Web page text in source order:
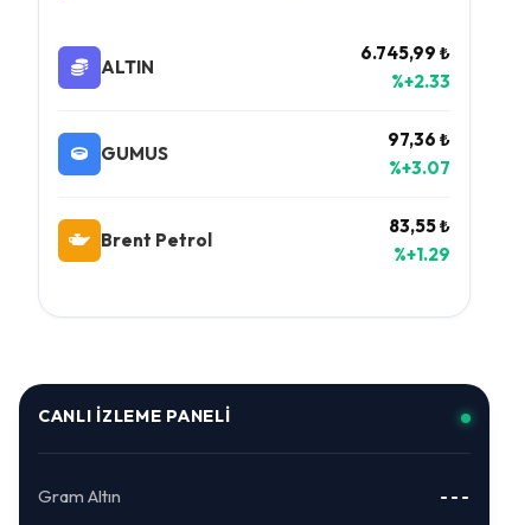
ALTIN
6.745,99 ₺
%+2.33
GUMUS
97,36 ₺
%+3.07
Brent Petrol
83,55 ₺
%+1.29
CANLI İZLEME PANELI
Gram Altın ---